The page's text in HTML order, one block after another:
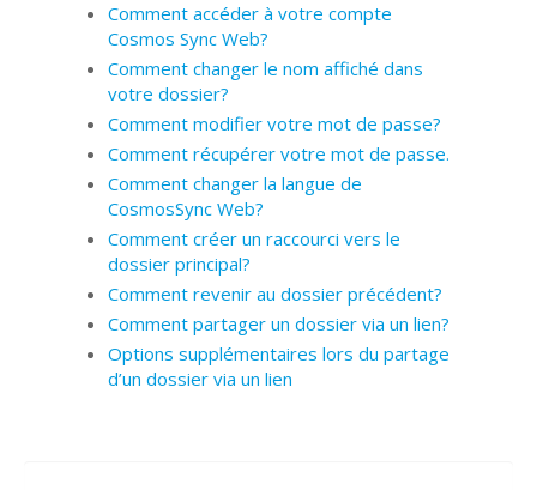
Comment accéder à votre compte
Cosmos Sync Web?
Comment changer le nom affiché dans
votre dossier?
Comment modifier votre mot de passe?
Comment récupérer votre mot de passe.
Comment changer la langue de
CosmosSync Web?
Comment créer un raccourci vers le
dossier principal?
Comment revenir au dossier précédent?
Comment partager un dossier via un lien?
Options supplémentaires lors du partage
d’un dossier via un lien